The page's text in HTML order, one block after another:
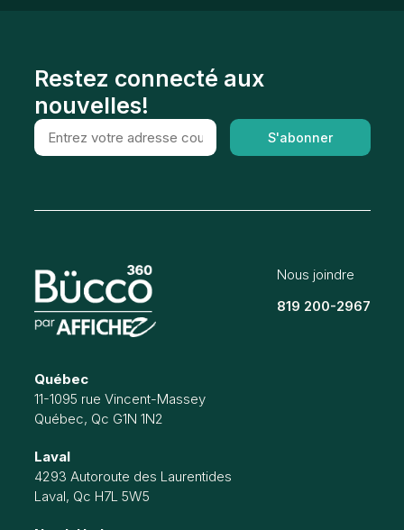
Restez connecté aux
nouvelles!
S'abonner
Nous joindre
819 200-2967
Québec
11-1095 rue Vincent-Massey
Québec, Qc G1N 1N2
Laval
4293 Autoroute des Laurentides
Laval, Qc H7L 5W5